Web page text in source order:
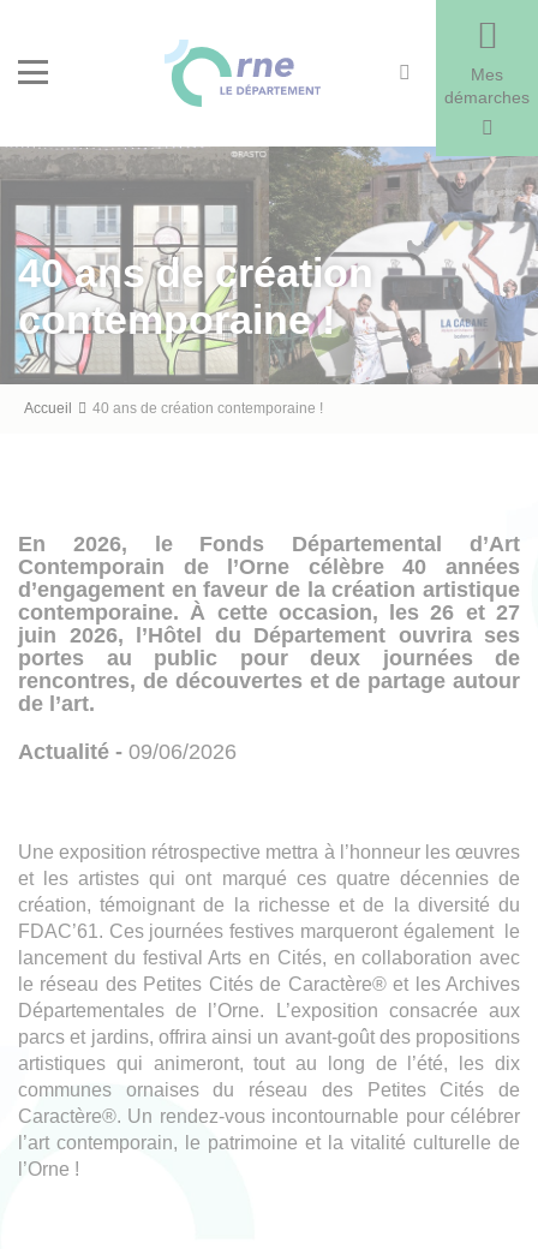
Menu
Mes
démarches
40 ans de création
contemporaine !
Fil
Accueil 40 ans de création contemporaine !
En 2026, le Fonds Départemental d’Art
Contemporain de l’Orne célèbre 40 années
d’engagement en faveur de la création artistique
contemporaine. À cette occasion, les 26 et 27
juin 2026, l’Hôtel du Département ouvrira ses
portes au public pour deux journées de
rencontres, de découvertes et de partage autour
de l’art.
Actualité - 09/06/2026
Une exposition rétrospective mettra à l’honneur les œuvres
et les artistes qui ont marqué ces quatre décennies de
création, témoignant de la richesse et de la diversité du
FDAC’61. Ces journées festives marqueront également le
lancement du festival Arts en Cités, en collaboration avec
le réseau des Petites Cités de Caractère® et les Archives
Départementales de l’Orne. L’exposition consacrée aux
parcs et jardins, offrira ainsi un avant-goût des propositions
artistiques qui animeront, tout au long de l’été, les dix
communes ornaises du réseau des Petites Cités de
Caractère®. Un rendez-vous incontournable pour célébrer
l’art contemporain, le patrimoine et la vitalité culturelle de
l’Orne !